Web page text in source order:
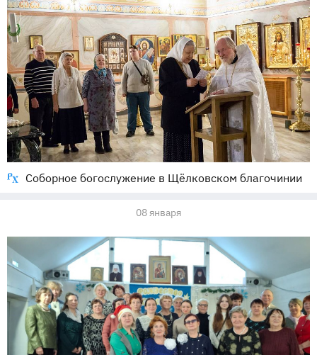
Соборное богослужение в Щёлковском благочинии
08 января